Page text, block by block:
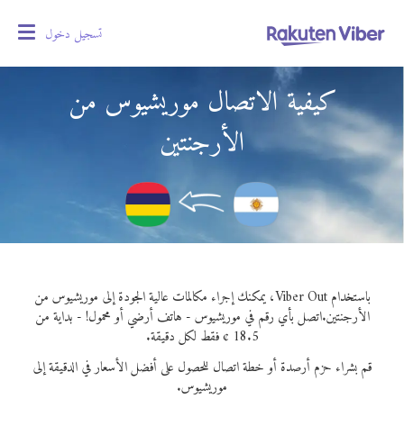
تسجيل دخول
كيفية الاتصال موريشيوس من
الأرجنتين
باستخدام Viber Out، يمكنك إجراء مكالمات عالية الجودة إلى موريشيوس من
الأرجنتين.اتصل بأي رقم في موريشيوس - هاتف أرضي أو محمول! - بداية من
18.5 ¢ فقط لكل دقيقة.
قم بشراء حزم أرصدة أو خطة اتصال للحصول على أفضل الأسعار في الدقيقة إلى
موريشيوس.